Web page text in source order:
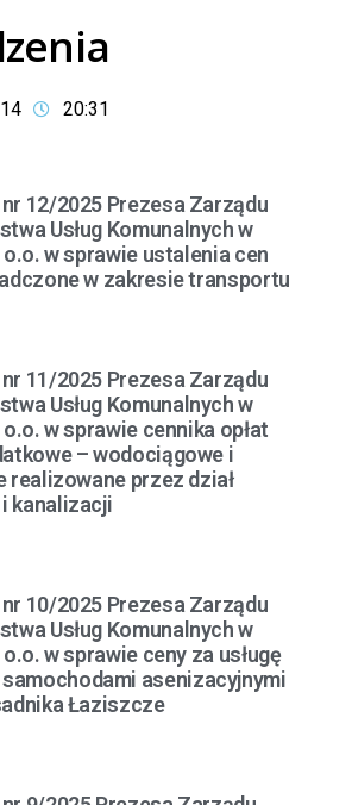
20:31
12/2025 Prezesa Zarządu
Usług Komunalnych w
o.o. w sprawie ustalenia cen
w zakresie transportu
11/2025 Prezesa Zarządu
Usług Komunalnych w
w sprawie cennika opłat
– wodociągowe i
realizowane przez dział
kanalizacji
10/2025 Prezesa Zarządu
Usług Komunalnych w
w sprawie ceny za usługę
asenizacyjnymi
Łaziszcze